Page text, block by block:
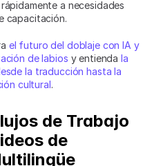
a necesidades
capacitación.
el futuro del doblaje con IA y
de labios y entienda la
la traducción hasta la
cultural.
de Trabajo
de